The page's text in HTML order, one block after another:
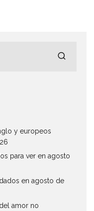
y europeos
para ver en agosto
en agosto de
amor no